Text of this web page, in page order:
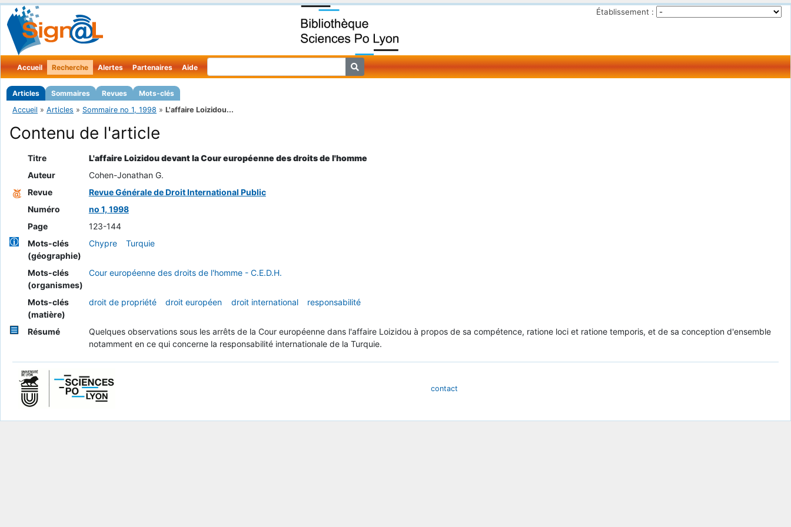
Établissement :
Accueil Recherche
Articles Sommaires Revues Mots-clés
Alertes Partenaires Aide
Accueil » Articles » Sommaire no 1, 1998 » L'affaire Loizidou...
Contenu de l'article
Titre
L'affaire Loizidou devant la Cour européenne des droits de l'homme
Auteur
Cohen-Jonathan G.
Revue
Revue Générale de Droit International Public
Numéro
no 1, 1998
Page
123-144
Mots-clés
(géographie)
Chypre Turquie
Mots-clés
(organismes)
Cour européenne des droits de l'homme - C.E.D.H.
Mots-clés
(matière)
droit de propriété droit européen droit international responsabilité
Résumé
Quelques observations sous les arrêts de la Cour européenne dans l'affaire Loizidou à propos de sa compétence, ratione loci et ratione temporis, et de sa conception d'ensemble
notamment en ce qui concerne la responsabilité internationale de la Turquie.
contact